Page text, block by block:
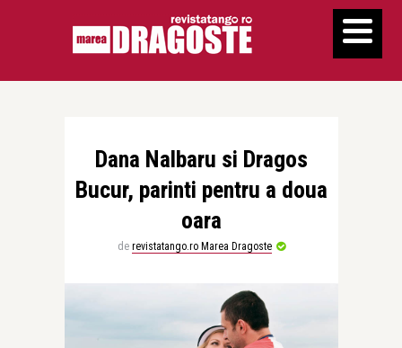
Dana Nalbaru si Dragos
Bucur, parinti pentru a doua
oara
de revistatango.ro Marea Dragoste